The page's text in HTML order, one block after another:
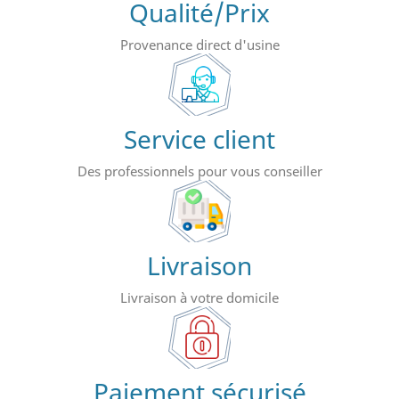
Qualité/Prix
Provenance direct d'usine
Service client
Des professionnels pour vous conseiller
Livraison
Livraison à votre domicile
Paiement sécurisé